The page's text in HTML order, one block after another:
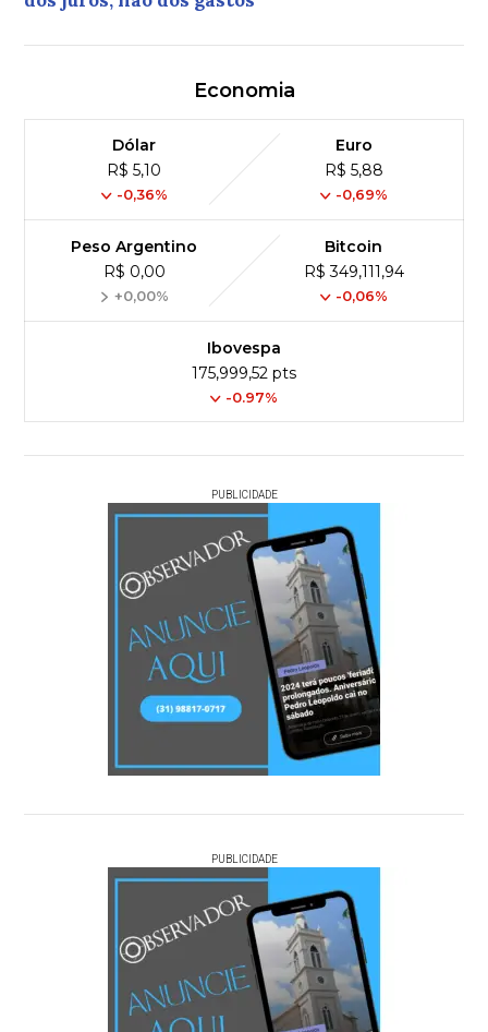
Economia
Dólar
R$ 5,10
-0,36%
Euro
R$ 5,88
-0,69%
Peso Argentino
R$ 0,00
+0,00%
Bitcoin
R$ 349,111,94
-0,06%
Ibovespa
175,999,52 pts
-0.97%
PUBLICIDADE
PUBLICIDADE